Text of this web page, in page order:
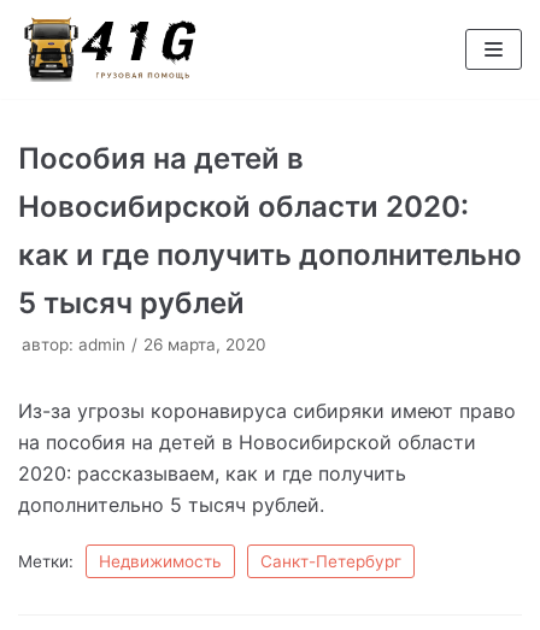
Перейти
к
Пособия на детей в
Новосибирской области 2020:
как и где получить дополнительно
5 тысяч рублей
автор: admin 26 марта, 2020
Из-за угрозы коронавируса сибиряки имеют право
на пособия на детей в Новосибирской области
2020: рассказываем, как и где получить
дополнительно 5 тысяч рублей.
Метки: Недвижимость Санкт-Петербург